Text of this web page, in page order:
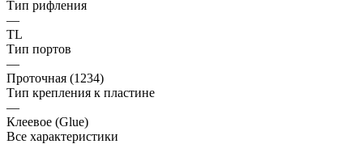
Тип рифления
—
ТL
Тип портов
—
Проточная (1234)
Тип крепления к пластине
—
Клеевое (Glue)
Все характеристики